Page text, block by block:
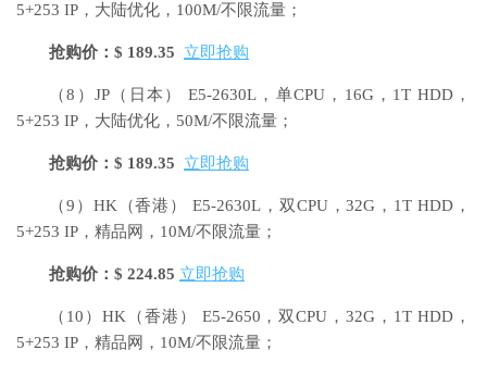
5+253 IP，大陆优化，100M/不限流量；
抢购价：$ 189.35 立即抢购
（8）JP（日本） E5-2630L，单CPU，16G，1T HDD，
5+253 IP，大陆优化，50M/不限流量；
抢购价：$ 189.35 立即抢购
（9）HK（香港） E5-2630L，双CPU，32G，1T HDD，
5+253 IP，精品网，10M/不限流量；
抢购价：$ 224.85 立即抢购
（10）HK（香港） E5-2650，双CPU，32G，1T HDD，
5+253 IP，精品网，10M/不限流量；